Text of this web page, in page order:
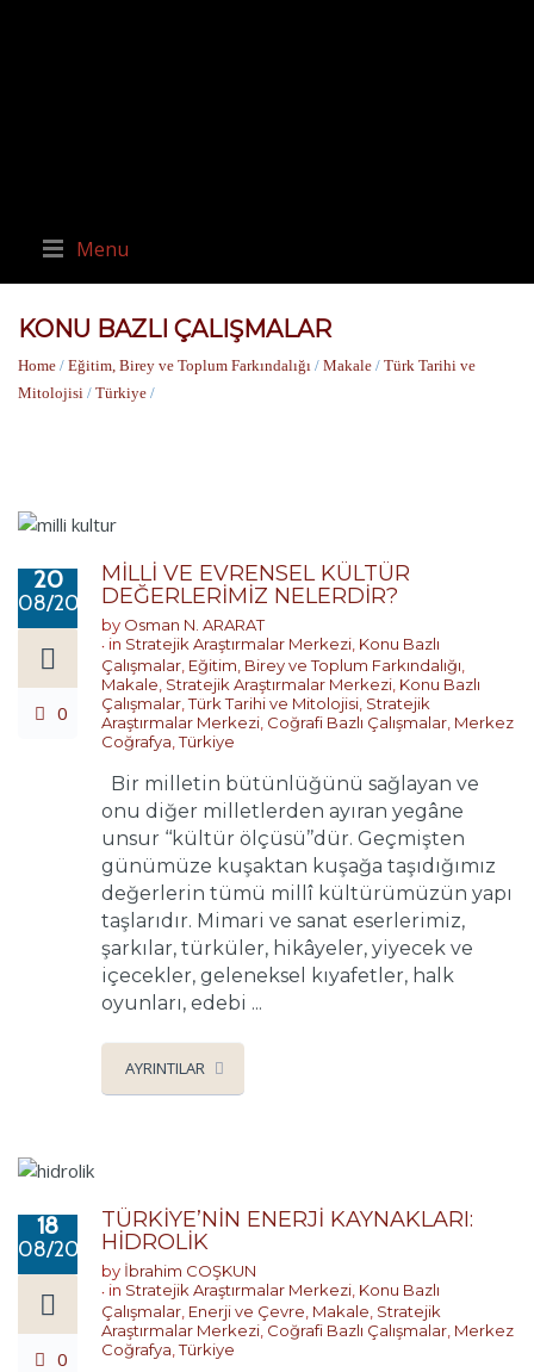
Menu
KONU BAZLI ÇALIŞMALAR
Home / Eğitim, Birey ve Toplum Farkındalığı / Makale / Türk Tarihi ve
Mitolojisi / Türkiye /
20
08/2018
0
MİLLİ VE EVRENSEL KÜLTÜR
DEĞERLERİMİZ NELERDİR?
by Osman N. ARARAT
in Stratejik Araştırmalar Merkezi, Konu Bazlı
Çalışmalar, Eğitim, Birey ve Toplum Farkındalığı,
Makale, Stratejik Araştırmalar Merkezi, Konu Bazlı
Çalışmalar,Türk Tarihi ve Mitolojisi, Stratejik
Araştırmalar Merkezi, Coğrafi Bazlı Çalışmalar, Merkez
Coğrafya,Türkiye
Bir milletin bütünlüğünü sağlayan ve
onu diğer milletlerden ayıran yegâne
unsur ‘‘kültür ölçüsü’’dür. Geçmişten
günümüze kuşaktan kuşağa taşıdığımız
değerlerin tümü millî kültürümüzün yapı
taşlarıdır. Mimari ve sanat eserlerimiz,
şarkılar, türküler, hikâyeler, yiyecek ve
içecekler, geleneksel kıyafetler, halk
oyunları, edebi ...
AYRINTILAR
18
08/2018
0
TÜRKİYE’NİN ENERJİ KAYNAKLARI:
HİDROLİK
by İbrahim COŞKUN
in Stratejik Araştırmalar Merkezi Konu Bazlı
Çalışmalar Enerji ve Çevre Makale Stratejik
Araştırmalar Merkezi Coğrafi Bazlı Çalışmalar Merkez
Coğrafya ,Türkiye